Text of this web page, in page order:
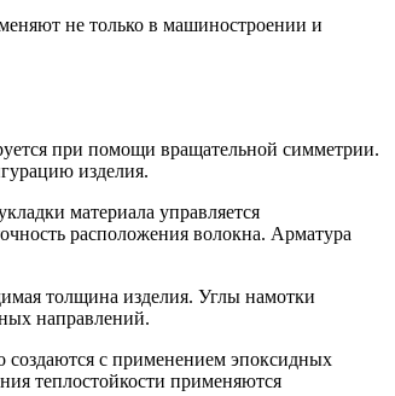
не только в машиностроении и
при помощи вращательной симметрии.
изделия.
материала управляется
расположения волокна. Арматура
толщина изделия. Углы намотки
направлений.
с применением эпоксидных
теплостойкости применяются